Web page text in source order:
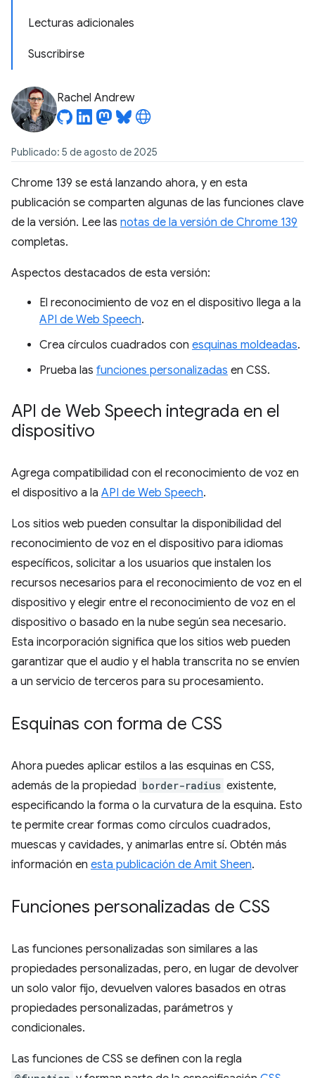
Lecturas adicionales
Suscribirse
Rachel Andrew
Publicado: 5 de agosto de 2025
Chrome 139 se está lanzando ahora, y en esta
publicación se comparten algunas de las funciones clave
de la versión. Lee las notas de la versión de Chrome 139
completas.
Aspectos destacados de esta versión:
El reconocimiento de voz en el dispositivo llega a la
API de Web Speech.
Crea círculos cuadrados con esquinas moldeadas.
Prueba las funciones personalizadas en CSS.
API de Web Speech integrada en el
dispositivo
Agrega compatibilidad con el reconocimiento de voz en
el dispositivo a la API de Web Speech.
Los sitios web pueden consultar la disponibilidad del
reconocimiento de voz en el dispositivo para idiomas
específicos, solicitar a los usuarios que instalen los
recursos necesarios para el reconocimiento de voz en el
dispositivo y elegir entre el reconocimiento de voz en el
dispositivo o basado en la nube según sea necesario.
Esta incorporación significa que los sitios web pueden
garantizar que el audio y el habla transcrita no se envíen
a un servicio de terceros para su procesamiento.
Esquinas con forma de CSS
Ahora puedes aplicar estilos a las esquinas en CSS,
además de la propiedad border-radius existente,
especificando la forma o la curvatura de la esquina. Esto
te permite crear formas como círculos cuadrados,
muescas y cavidades, y animarlas entre sí. Obtén más
información en esta publicación de Amit Sheen.
Funciones personalizadas de CSS
Las funciones personalizadas son similares a las
propiedades personalizadas, pero, en lugar de devolver
un solo valor fijo, devuelven valores basados en otras
propiedades personalizadas, parámetros y
condicionales.
Las funciones de CSS se definen con la regla